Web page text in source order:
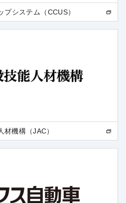
プシステム（CCUS）
材機構（JAC）